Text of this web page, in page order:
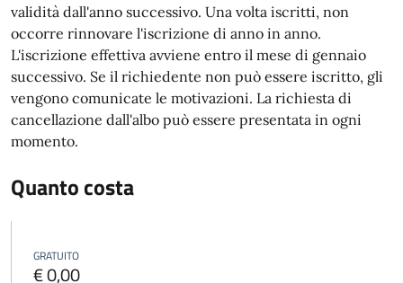
validità dall'anno successivo. Una volta iscritti, non
occorre rinnovare l'iscrizione di anno in anno.
L'iscrizione effettiva avviene entro il mese di gennaio
successivo. Se il richiedente non può essere iscritto, gli
vengono comunicate le motivazioni. La richiesta di
cancellazione dall'albo può essere presentata in ogni
momento.
Quanto costa
GRATUITO
€ 0,00